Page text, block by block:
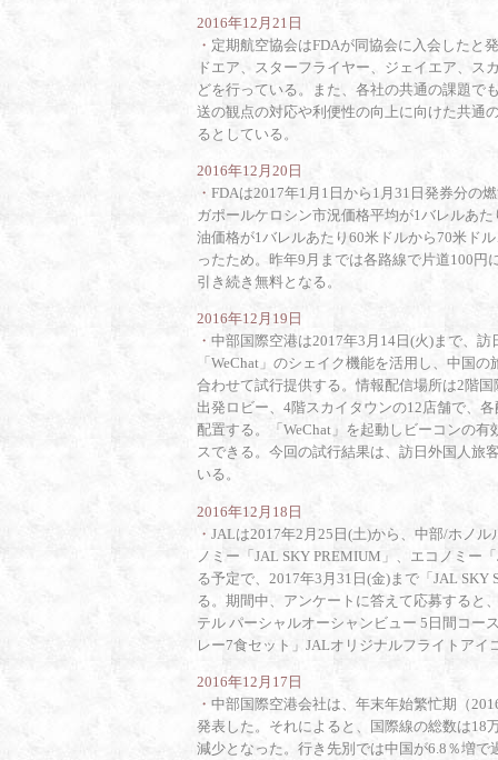
2016年12月21日
・ 定期航空協会はFDAが同協会に入会したと
ドエア、スターフライヤー、ジェイエア、ス
どを行っている。また、各社の共通の課題で
送の観点の対応や利便性の向上に向けた共通
るとしている。
2016年12月20日
・ FDAは2017年1月1日から1月31日発券分の
ガポールケロシン市況価格平均が1バレルあ
油価格が1バレルあたり60米ドルから70米ド
ったため。昨年9月までは各路線で片道100
引き続き無料となる。
2016年12月19日
・ 中部国際空港は2017年3月14日(火)まで、
「WeChat」のシェイク機能を活用し、中国
合わせて試行提供する。情報配信場所は2階
出発ロビー、4階スカイタウンの12店舗で、
配置する。「WeChat」を起動しビーコンの
スできる。今回の試行結果は、訪日外国人旅
いる。
2016年12月18日
・ JALは2017年2月25日(土)から、中部/ホノ
ノミー「JAL SKY PREMIUM」、エコノミー
る予定で、2017年3月31日(金)まで「JAL
る。期間中、アンケートに答えて応募すると
テル パーシャルオーシャンビュー 5日間コー
レー7食セット」JALオリジナルフライトア
2016年12月17日
・ 中部国際空港会社は、年末年始繁忙期（
発表した。それによると、国際線の総数は18
減少となった。行き先別では中国が6.8％増